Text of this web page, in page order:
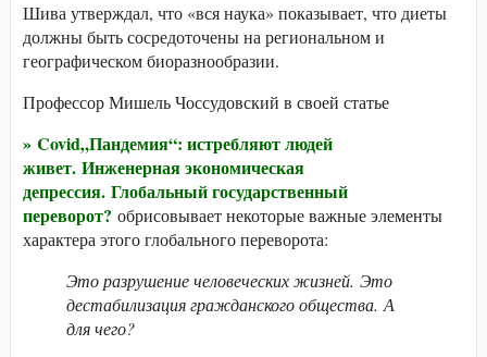
Шива утверждал, что «вся наука» показывает, что диеты
должны быть сосредоточены на региональном и
географическом биоразнообразии.
Профессор Мишель Чоссудовский в своей статье
» Covid„Пандемия“: истребляют людей
живет. Инженерная экономическая
депрессия. Глобальный государственный
переворот? обрисовывает некоторые важные элементы
характера этого глобального переворота:
Это разрушение человеческих жизней. Это
дестабилизация гражданского общества. А
для чего?